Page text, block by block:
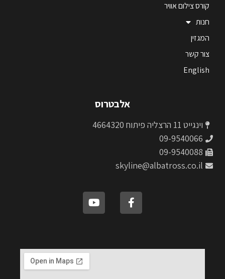
קורס צילום אוויר
חנות
המגזין
צור קשר
English
אלבטרוס
וינגייט 11 הרצליה פיתוח 4664320
09-9540066
09-9540088
skyline@albatross.co.il